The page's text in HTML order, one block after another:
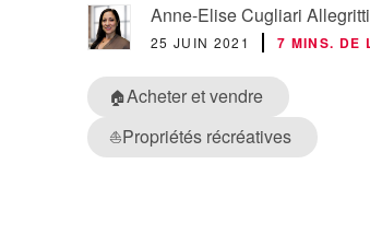
Anne-Elise Cugliari Allegritti
25 JUIN 2021 7 MINS. DE
🏠Acheter et vendre
⛵Propriétés récréatives